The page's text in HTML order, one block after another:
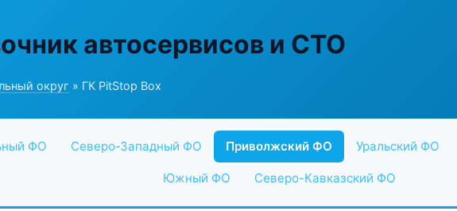
автосервисов и СТО
округ » ГК PitStop Box
ФО Северо-Западный ФО Приволжский ФО Уральский ФО
Южный ФО Северо-Кавказский ФО